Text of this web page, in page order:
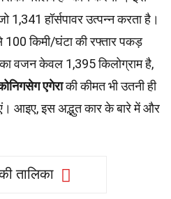
1,341 हॉर्सपावर उत्पन्न करता है।
किमी/घंटा की रफ्तार पकड़
वजन केवल 1,395 किलोग्राम है,
एगेराकी कीमत भी उतनी ही
आइए, इस अद्भुत कार के बारे में और
तालिका